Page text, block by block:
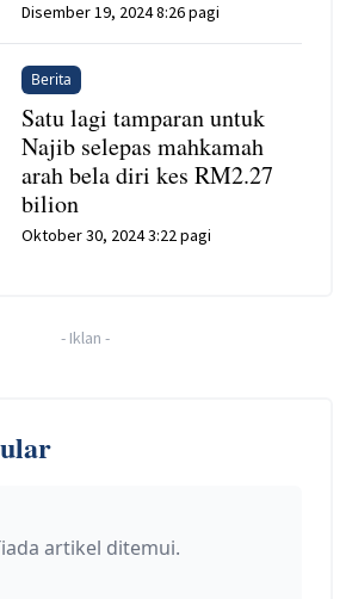
Disember 19, 2024 8:26 pagi
Berita
Satu lagi tamparan untuk
Najib selepas mahkamah
arah bela diri kes RM2.27
bilion
Oktober 30, 2024 3:22 pagi
- Iklan -
artikel ditemui.